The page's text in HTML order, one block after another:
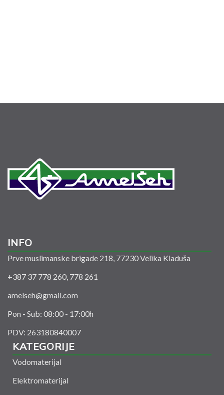
INFO
Prve muslimanske brigade 218, 77230 Velika Kladuša
+387 37 778 260, 778 261
amelseh@gmail.com
Pon - Sub: 08:00 - 17:00h
PDV: 263180840007
KATEGORIJE
Vodomaterijal
Elektromaterijal